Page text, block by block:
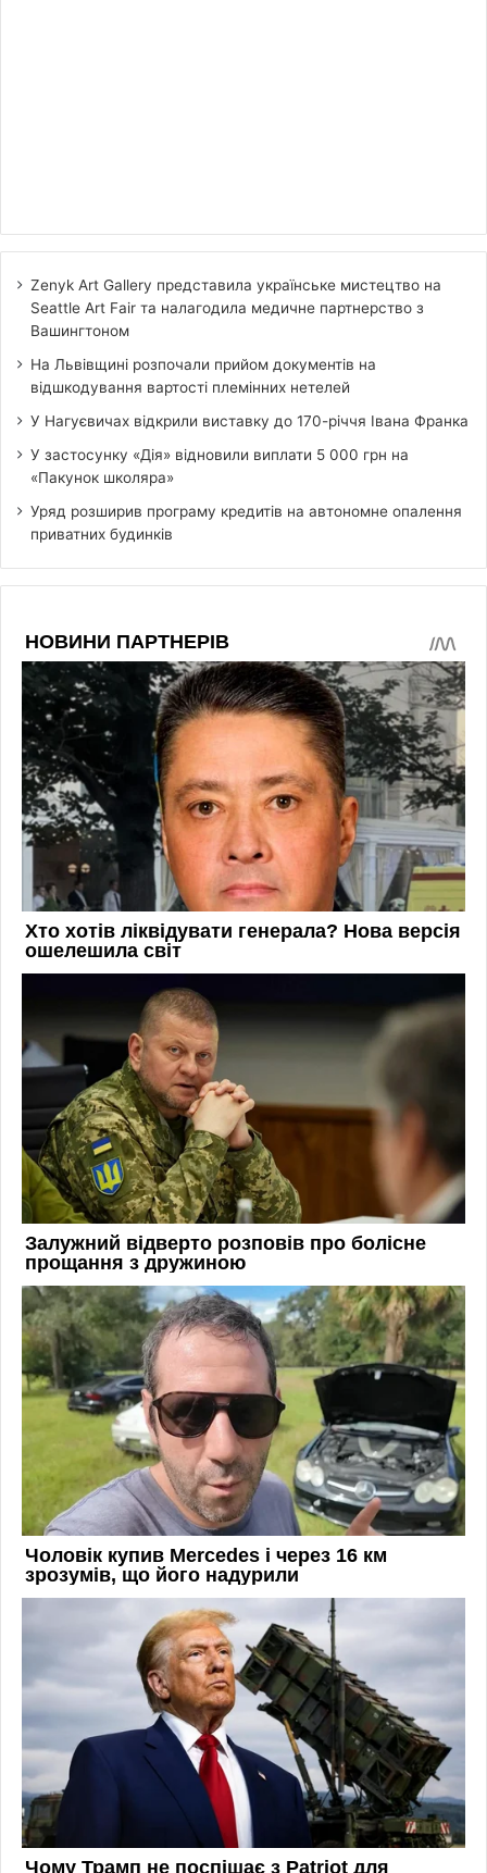
Zenyk Art Gallery представила українське мистецтво на
Seattle Art Fair та налагодила медичне партнерство з
Вашингтоном
На Львівщині розпочали прийом документів на
відшкодування вартості племінних нетелей
У Нагуєвичах відкрили виставку до 170-річчя Івана Франка
У застосунку «Дія» відновили виплати 5 000 грн на
«Пакунок школяра»
Уряд розширив програму кредитів на автономне опалення
приватних будинків